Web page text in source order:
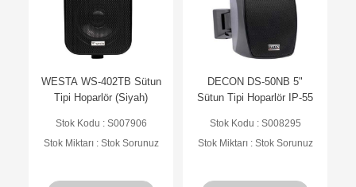
WESTA WS-402TB Sütun
Tipi Hoparlör (Siyah)
Stok Kodu : S007906
Stok Miktarı : Stok Sorunuz
DECON DS-50NB 5"
Sütun Tipi Hoparlör IP-55
Stok Kodu : S008295
Stok Miktarı : Stok Sorunuz